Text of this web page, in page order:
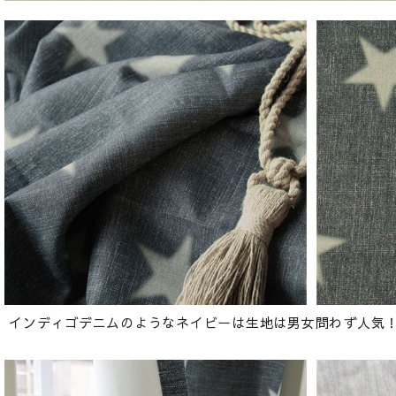
インディゴデニムのようなネイビーは生地は男女問わず人気